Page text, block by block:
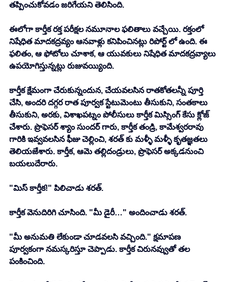
తప్పించుకోవడం జరిగేయని తెలిసింది.
ఈలోగా కార్తీక రక్త పరీక్షల నమూనాల ఫలితాలు వచ్చేయి. రక్తంలో
నిషేధిత మాదకద్రవ్యం ఆనవాళ్లు కనిపించినట్లు రిపోర్ట్ లో ఉంది. ఈ
ఫలితం, ఆ ఫోటోలు చూశాక, ఆ యువకులు నిషేధిత మాదకద్రవ్యాలు
ఉపయోగిస్తున్నట్లు రుజువయ్యింది.
కార్తీక క్షేమంగా చేరుకున్నందున, చేయవలసిన రాతకోతలన్నీ పూర్తి
చేసి, అందరి దగ్గర రాత పూర్వక స్టేటుమెంటు తీసుకుని, సంతకాలు
తీసుకుని, అరకు, విశాఖపట్నం పోలీసులు కార్తీక మిస్సింగ్ కేసు క్లోజ్
చేశారు. ప్రొఫెసర్ శ్యాం సుందర్ గారు, కార్తీక తండ్రి, కామేశ్వరరావు
గారికి ఇవ్వవలసిన ఫీజు చెల్లించి, శరత్ కు మళ్ళీ మళ్ళీ కృతజ్ఞతలు
తెలియజేశారు. కార్తీక, ఆమె తల్లిదండ్రులు, ప్రొఫెసర్ అక్కడనుంచి
బయలుదేరారు.
"మిస్ కార్తీక!" పిలిచాడు శరత్.
కార్తీక వెనుదిరిగి చూసింది. "మీ డైరీ…" అందించాడు శరత్.
"మీ అనుమతి లేకుండా చూడవలసి వచ్చింది." క్షమాపణ
పూర్వకంగా నమస్కరిస్తూ చెప్పాడు. కార్తీక చిరునవ్వుతో తల
పంకించింది.